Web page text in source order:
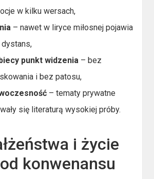
w kilku wersach,
– nawet w liryce miłosnej pojawia
dystans,
punkt widzenia – bez
i bez patosu,
– tematy prywatne
się literaturą wysokiej próby.
i życie
konwenansu